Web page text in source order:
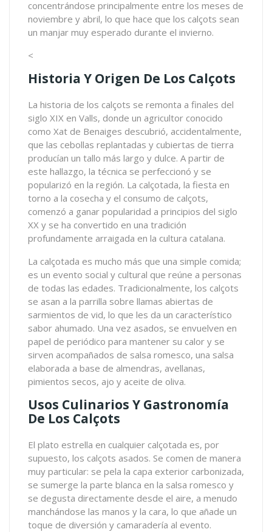
concentrándose principalmente entre los meses de
noviembre y abril, lo que hace que los calçots sean
un manjar muy esperado durante el invierno.
<
Historia Y Origen De Los Calçots
La historia de los calçots se remonta a finales del
siglo XIX en Valls, donde un agricultor conocido
como Xat de Benaiges descubrió, accidentalmente,
que las cebollas replantadas y cubiertas de tierra
producían un tallo más largo y dulce. A partir de
este hallazgo, la técnica se perfeccionó y se
popularizó en la región. La calçotada, la fiesta en
torno a la cosecha y el consumo de calçots,
comenzó a ganar popularidad a principios del siglo
XX y se ha convertido en una tradición
profundamente arraigada en la cultura catalana.
La calçotada es mucho más que una simple comida;
es un evento social y cultural que reúne a personas
de todas las edades. Tradicionalmente, los calçots
se asan a la parrilla sobre llamas abiertas de
sarmientos de vid, lo que les da un característico
sabor ahumado. Una vez asados, se envuelven en
papel de periódico para mantener su calor y se
sirven acompañados de salsa romesco, una salsa
elaborada a base de almendras, avellanas,
pimientos secos, ajo y aceite de oliva.
Usos Culinarios Y Gastronomía
De Los Calçots
El plato estrella en cualquier calçotada es, por
supuesto, los calçots asados. Se comen de manera
muy particular: se pela la capa exterior carbonizada,
se sumerge la parte blanca en la salsa romesco y
se degusta directamente desde el aire, a menudo
manchándose las manos y la cara, lo que añade un
toque de diversión y camaradería al evento.